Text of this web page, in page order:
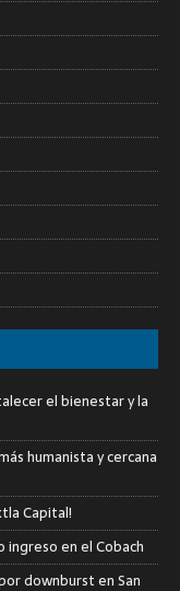
el bienestar y la
humanista y cercana
Capital!
en el Cobach
downburst en San